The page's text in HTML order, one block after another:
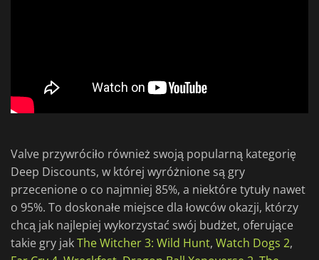
Valve przywróciło również swoją popularną kategorię
Deep Discounts, w której wyróżnione są gry
przecenione o co najmniej 85%, a niektóre tytuły nawet
o 95%. To doskonałe miejsce dla łowców okazji, którzy
chcą jak najlepiej wykorzystać swój budżet, oferujące
takie gry jakThe Witcher 3: Wild Hunt, Watch Dogs 2,